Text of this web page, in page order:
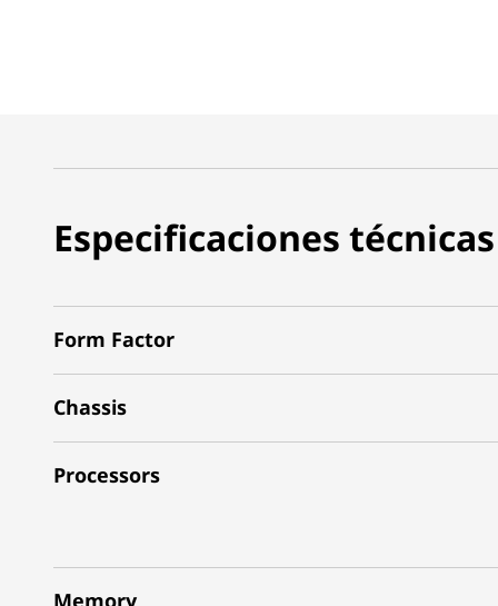
Especificaciones técnicas
Form Factor
Chassis
Processors
Memory